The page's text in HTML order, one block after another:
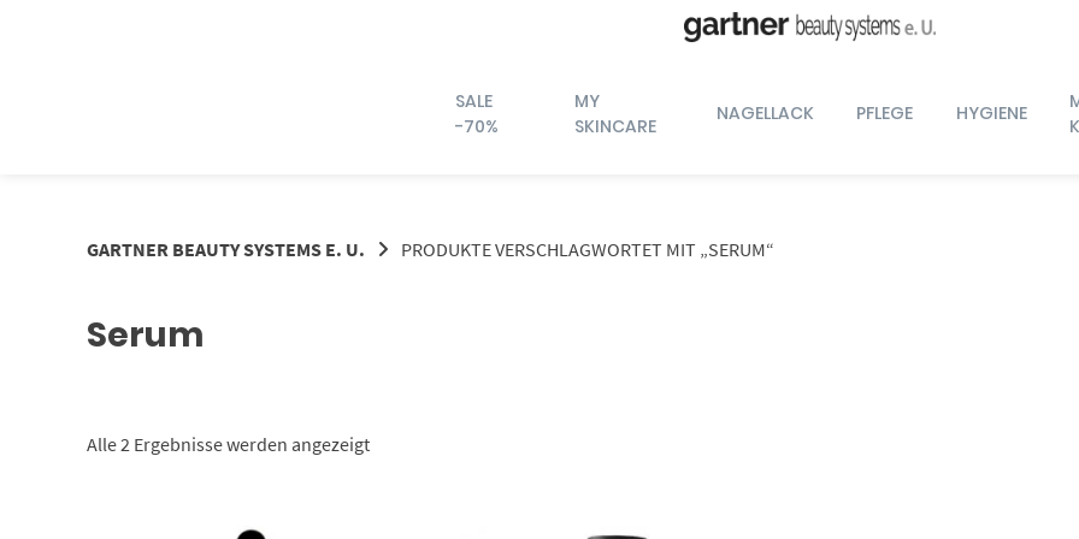
SALE
-70%
MY
SKINCARE
NAGELLACK PFLEGE HYGIENE
GARTNER BEAUTY SYSTEMS E. U. PRODUKTE VERSCHLAGWORTET MIT „SERUM“
Serum
Alle 2 Ergebnisse werden angezeigtNach